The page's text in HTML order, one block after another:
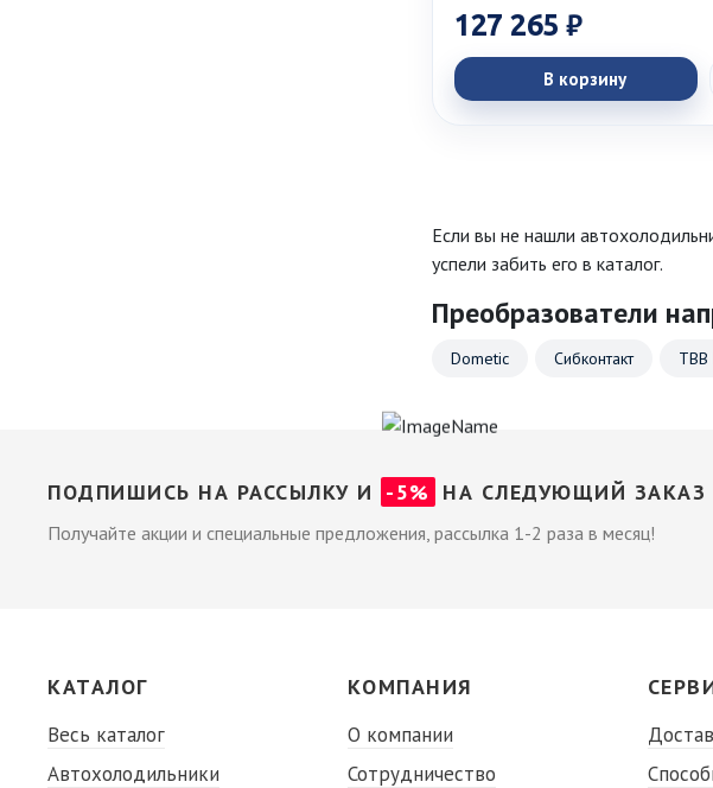
127 265 ₽
В корзину
Если вы не нашли
успели забить его в каталог.
Преобразователи
Dometic Сибконтакт
ПОДПИШИСЬ НА РАССЫЛКУ И -5% НА СЛЕДУЮЩИЙ ЗАКАЗ
Получайте акции и специальные предложения, рассылка 1-2 раза в месяц!
КАТАЛОГ
Весь каталог
Автохолодильники
КОМПАНИЯ
О компании
Сотрудничество